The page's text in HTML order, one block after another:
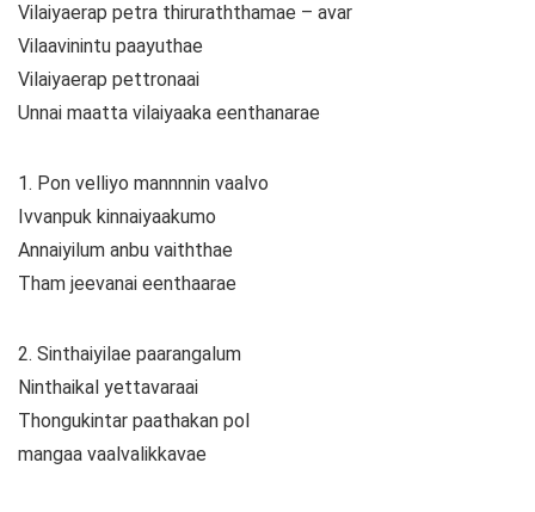
Vilaiyaerap petra thiruraththamae – avar
Vilaavinintu paayuthae
Vilaiyaerap pettronaai
Unnai maatta vilaiyaaka eenthanarae
1. Pon velliyo mannnnin vaalvo
Ivvanpuk kinnaiyaakumo
Annaiyilum anbu vaiththae
Tham jeevanai eenthaarae
2. Sinthaiyilae paarangalum
Ninthaikal yettavaraai
Thongukintar paathakan pol
mangaa vaalvalikkavae